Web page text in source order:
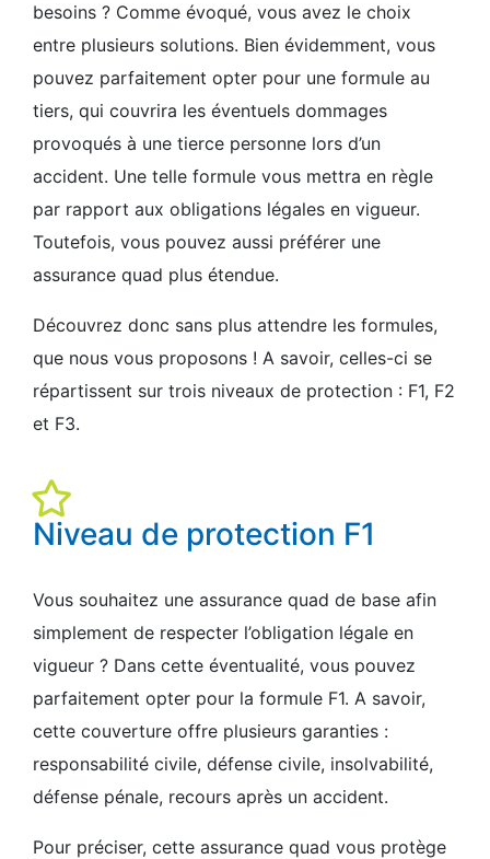
besoins ? Comme évoqué, vous avez le choix
entre plusieurs solutions. Bien évidemment, vous
pouvez parfaitement opter pour une formule au
tiers, qui couvrira les éventuels dommages
provoqués à une tierce personne lors d’un
accident. Une telle formule vous mettra en règle
par rapport aux obligations légales en vigueur.
Toutefois, vous pouvez aussi préférer une
assurance quad plus étendue.
Découvrez donc sans plus attendre les formules,
que nous vous proposons ! A savoir, celles-ci se
répartissent sur trois niveaux de protection : F1, F2
et F3.
Niveau de protection F1
Vous souhaitez une assurance quad de base afin
simplement de respecter l’obligation légale en
vigueur ? Dans cette éventualité, vous pouvez
parfaitement opter pour la formule F1. A savoir,
cette couverture offre plusieurs garanties :
responsabilité civile, défense civile, insolvabilité,
défense pénale, recours après un accident.
Pour préciser, cette assurance quad vous protège